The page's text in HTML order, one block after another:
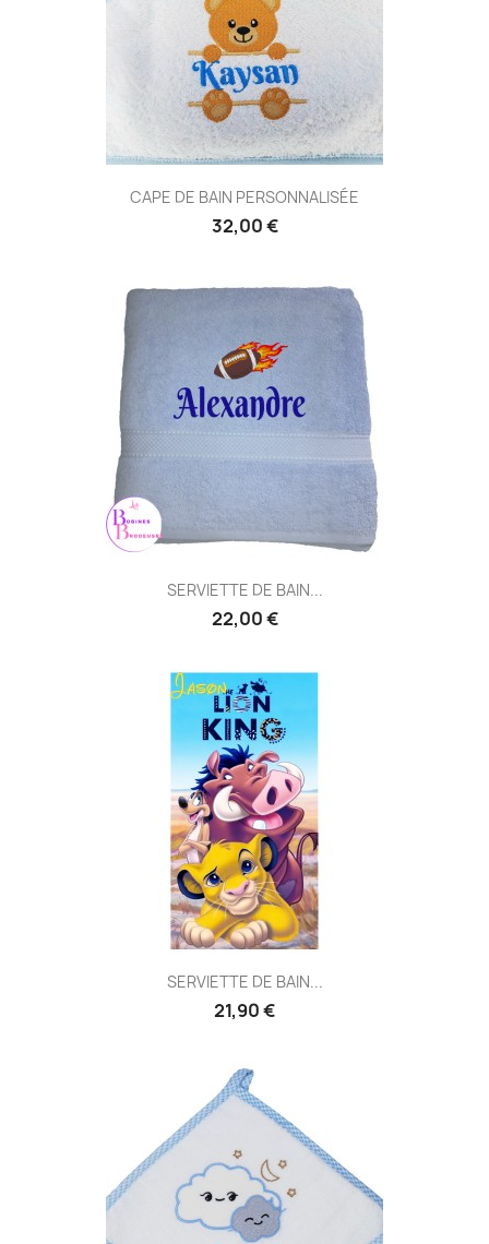
CAPE DE BAIN PERSONNALISÉE
32,00 €
SERVIETTE DE BAIN...
22,00 €
SERVIETTE DE BAIN...
21,90 €